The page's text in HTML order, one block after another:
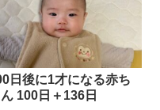
日後に1才になる赤ち
100日＋136日